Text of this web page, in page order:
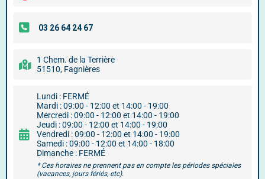
1 Chem. de la Terrière
51510, Fagnières
Lundi : FERMÉ
Mardi : 09:00 - 12:00 et 14:00 - 19:00
Mercredi : 09:00 - 12:00 et 14:00 - 19:00
Jeudi : 09:00 - 12:00 et 14:00 - 19:00
Vendredi : 09:00 - 12:00 et 14:00 - 19:00
Samedi : 09:00 - 12:00 et 14:00 - 18:00
Dimanche : FERMÉ
* Ces horaires ne prennent pas en compte les périodes spéciales
(vacances, jours fériés, etc).